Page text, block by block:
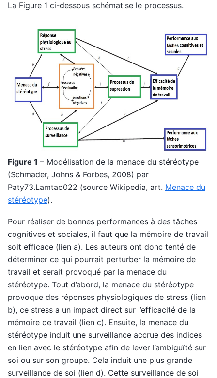
La Figure 1 ci-dessous schématise le processus.
Figure 1 – Modélisation de la menace du stéréotype
(Schmader, Johns & Forbes, 2008) par
Paty73.Lamtao022 (source Wikipedia, art. Menace du
stéréotype).
Pour réaliser de bonnes performances à des tâches
cognitives et sociales, il faut que la mémoire de travail
soit efficace (lien a). Les auteurs ont donc tenté de
déterminer ce qui pourrait perturber la mémoire de
travail et serait provoqué par la menace du
stéréotype. Tout d’abord, la menace du stéréotype
provoque des réponses physiologiques de stress (lien
b), ce stress a un impact direct sur l’efficacité de la
mémoire de travail (lien c). Ensuite, la menace du
stéréotype induit une surveillance accrue des indices
en lien avec le stéréotype afin de lever l’ambiguïté sur
soi ou sur son groupe. Cela induit une plus grande
surveillance de soi (lien d). Cette surveillance de soi